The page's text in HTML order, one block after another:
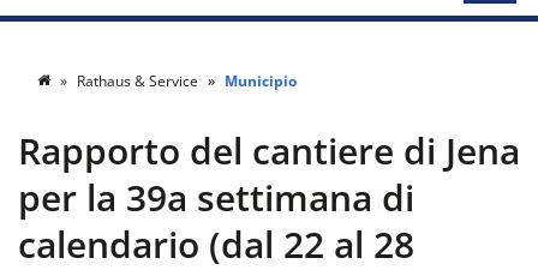
Rathaus & Service Municipio
Rapporto del cantiere di Jena
per la 39a settimana di
calendario (dal 22 al 28